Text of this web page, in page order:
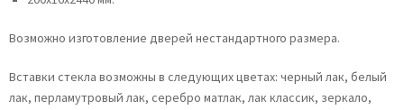
Возможно изготовление дверей нестандартного размера.
Вставки стекла возможны в следующих цветах: черный лак, белый
лак, перламутровый лак, серебро матлак, лак классик, зеркало,